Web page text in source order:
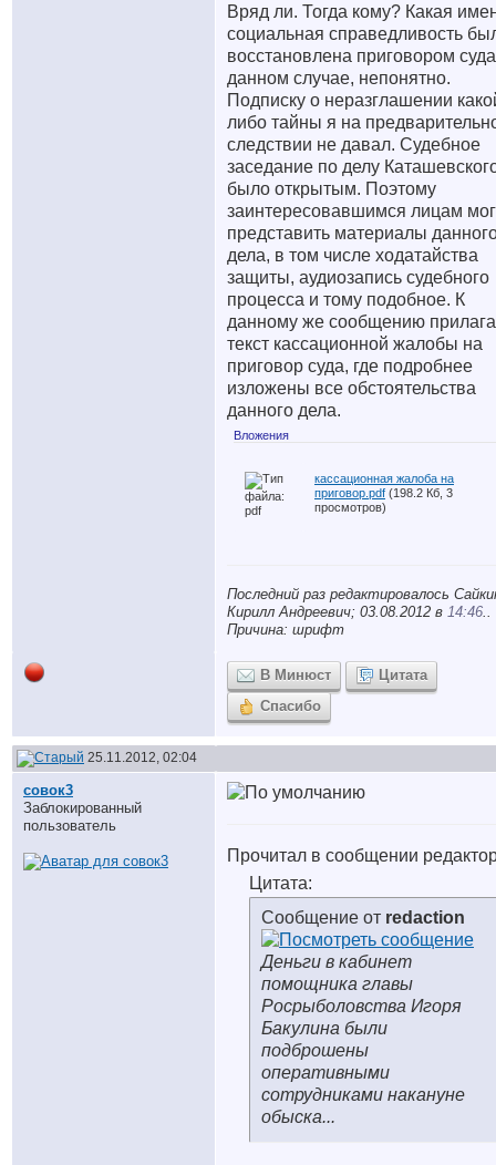
Вряд ли. Тогда кому? Какая
социальная справедливость
восстановлена приговором
данном случае, непонятно.
Подписку о неразглашении
либо тайны я на
следствии не давал. Судебное
заседание по делу
было открытым. Поэтому
заинтересовавшимся лицам
представить материалы
дела, в том числе ходатайства
защиты, аудиозапись судебного
процесса и тому подобное. К
данному же сообщению
текст кассационной жалобы на
приговор суда, где подробнее
изложены все обстоятельства
данного дела.
Вложения
кассационная жалоба на
приговор.pdf (198.2 Кб, 3
просмотров)
Последний раз редактировалось
Кирилл Андреевич; 03.08.2012 в 14:46
Причина: шрифт
В Минюст
Цитата
Спасибо
25.11.2012, 02:04
совок3
Заблокированный
пользователь
Прочитал в сообщении
Цитата:
Сообщение от redaction
Деньги в кабинет
помощника главы
Росрыболовства Игоря
Бакулина были
подброшены
оперативными
сотрудниками накануне
обыска...